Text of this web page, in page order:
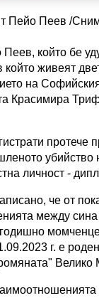
Пейо Пеев /
който бе
който живеят
на
Красимира
протече
личност -
че от
между
г. е
Велико